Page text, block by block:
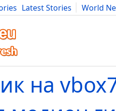
Latest Stories
World
Cars Advice Science
на